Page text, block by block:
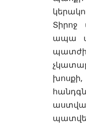
Տիրոջ
ապա
խոսքի,